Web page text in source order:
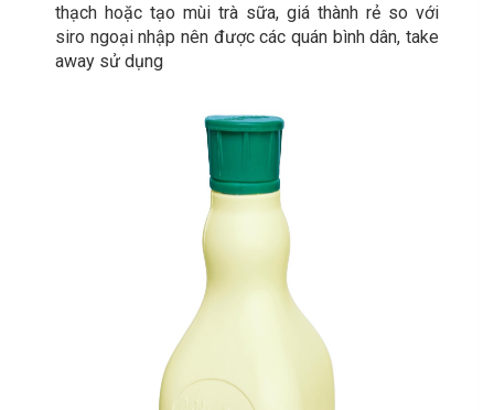
thạch hoặc tạo mùi trà sữa, giá thành rẻ so với
siro ngoại nhập nên được các quán bình dân, take
away sử dụng